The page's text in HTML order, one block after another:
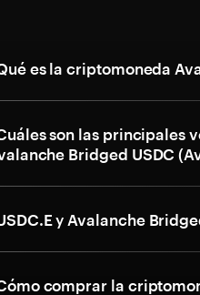
es la criptomoneda
son las principales
Bridged USDC
y Avalanche
comprar la